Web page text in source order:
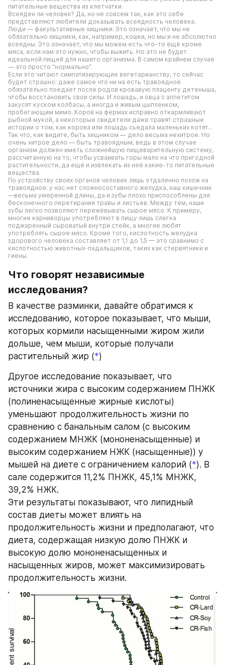
питательные вещества из клетчатки.
Всеяден ли человек? Да, но не совсем так, как это себе
представляют любители доказывать всеядность человека.
Люди — факультативные хищники. Это означает, что мы не
обязательно хищники, как, например, кошки, но мы и не абсолютно
всеядны. Это означает, что мы можем есть что-то ещё кроме
мяса, если нам это нужно, чтобы выжить. Но это не будет
идеальной пищей для нашего организма. В самом крайнем случае
— это просто "нормально".
Если это читают симпатизирующие вегетарианству, то сейчас
будет страшно: даже самое что ни на есть травоядное
обязательно поедает после родов кровавую плаценту детеныша,
чтобы восстановить свои силы. И лошадь, и овца с аппетитом
закусят куском колбасы, а иногда и живым цыпленком,
пробегающим мимо. Коров на фермах исправно откармливают
рыбной мукой, а некоторые свидетели даже травят страшные
истории о том, как корова или лошадь сьедала маленьких котят...
Так что, как видите, быть хищником — дело весьма нехитрое. Но
очень хитрое дело — быть травоядным, ведь в этом случае
организм должен иметь сложнейшую пищеварительную систему,
рассчитанную на то, чтобы усваивать горы мало на что пригодной
растительности, да ещё и извлекать из неё какие-то питательные
вещества.
По устройству своих органов человек лишь отдаленно похож на
травоядное: у нас нет сложносоставного желудка, наш кишечник
—весьма умеренной длины, да и зубы плохо приспособлены для
бесконечного перетирания травы и листьев. Между тем, наши
зубы легко позволяют пережёвывать сырое мясо. К примеру,
многие карниворцы употребляют в пищу лишь слегка
поджаренный сыроватый внутри стейк, а многие любят
употреблять сырое мясо. Кроме того, кислотность желудка
здорового человека составляет от 1,1 до 1,5 — это сравнимо с
кислотностью животных-падальщиков, таких как стервятники и
гиены.
Что говорят независимые
исследования?
В качестве разминки, давайте обратимся к
исследованию, которое показывает, что мыши,
которых кормили насыщенными жиром жили
дольше, чем мыши, которые получали
растительный жир (*)
Другое исследование показывает, что
источники жира с высоким содержанием ПНЖК
(полиненасыщенные жирные кислоты)
уменьшают продолжительность жизни по
сравнению с банальным салом (с высоким
содержанием МНЖК (мононенасыщенные) и
высоким содержанием НЖК (насыщенные)) у
мышей на диете с ограничением калорий (*). В
сале содержится 11,2% ПНЖК, 45,1% МНЖК,
39,2% НЖК.
Эти результаты показывают, что липидный
состав диеты может влиять на
продолжительность жизни и предполагают, что
диета, содержащая низкую долю ПНЖК и
высокую долю мононенасыщенных и
насыщенных жиров, может максимизировать
продолжительность жизни.